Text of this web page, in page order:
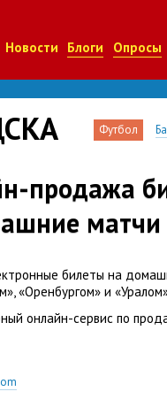
Новости Блоги Опросы
Футбол
продажа
матчи
билеты на
«Оренбургом» и
онлайн-сервис по